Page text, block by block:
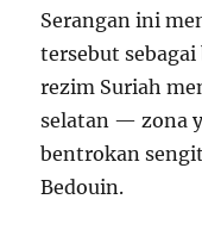
Serangan ini
tersebut
rezim Suriah
selatan — zona
bentrokan
Bedouin.